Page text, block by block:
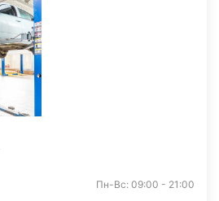
Пн-Вс: 09:00 - 21:00